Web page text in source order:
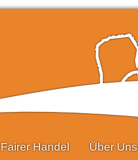
Fairer Handel Über Uns